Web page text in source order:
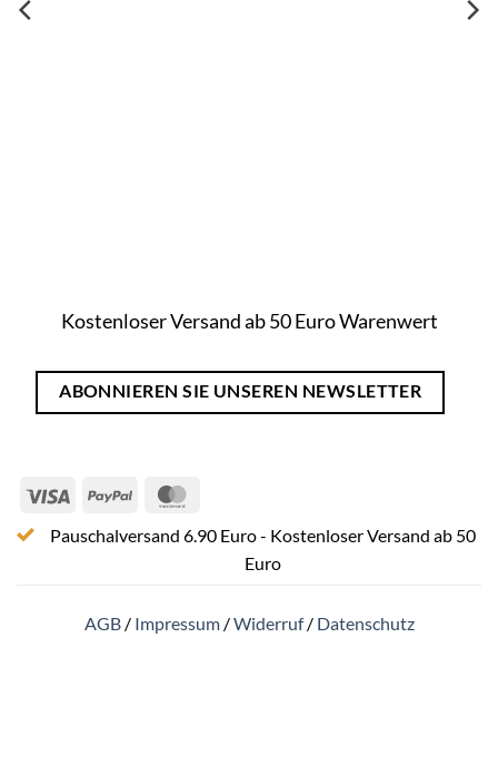
Kostenloser Versand ab 50 Euro Warenwert
ABONNIEREN SIE UNSEREN NEWSLETTER
Visa PayPal
Pauschalversand 6.90 Euro - Kostenloser Versand ab 50
Euro
AGB/ Impressum/Widerruf/ Datenschutz